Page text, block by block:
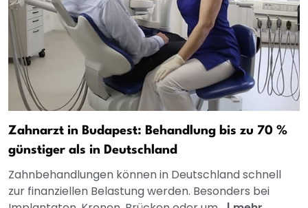
Zahnarzt in Budapest: Behandlung bis zu 70 %
günstiger als in Deutschland
Zahnbehandlungen können in Deutschland schnell
zur finanziellen Belastung werden. Besonders bei